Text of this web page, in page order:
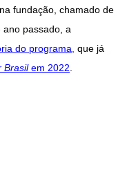
fundação, chamado de
ano passado, a
do programa, que já
Brasilem 2022.